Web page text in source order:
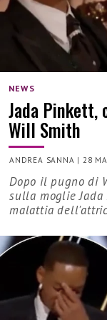
NEWS
Jada Pinkett,
Will Smith
ANDREA SANNA |28
Dopo il pugno di
sulla moglie
malattia